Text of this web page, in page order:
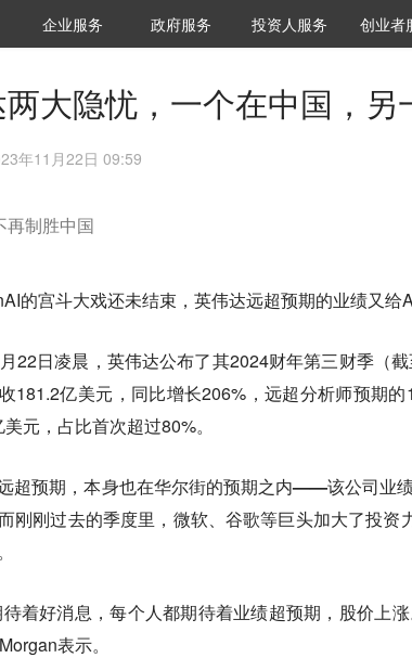
36Kr研究院
企业服务 城市之窗
政府服务 VClub投资机构库
投资机构职位推介
投资人服务 创投氪
创业者
大隐忧，一个在中国，另
年11月22日 09:59
再制胜中国
的宫斗大戏还未结束，英伟达远超预期的业绩又给
22日凌晨，英伟达公布了其2024财年第三财季（
181.2亿美元，同比增长206%，远超分析师预期
元，占比首次超过80%。
超预期，本身也在华尔街的预期之内——该公司业
刚刚过去的季度里，微软、谷歌等巨头加大了投资
着好消息，每个人都期待着业绩超预期，股价上
表示。